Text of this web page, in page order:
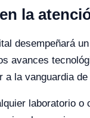
la
desempeñará
avances
la vanguardia
laboratorio